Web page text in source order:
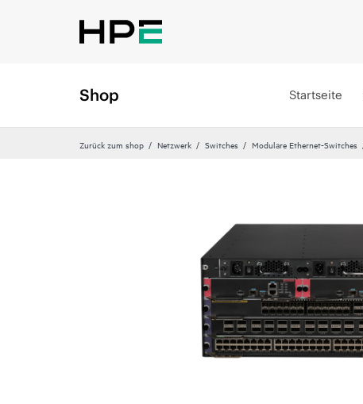
Shop Startseite
Zurück zum shop Netzwerk Switches Modulare Ethernet-Switches